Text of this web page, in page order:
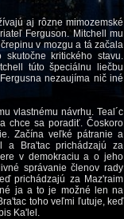
aj rôzne mimozemské
Ferguson. Mitchell mu
v mozgu a tá začala
kritického stavu.
túto špeciálnu liečbu
nezaujíma nič iné
vlastnému návrhu. Teal´c
chce sa poradiť. Čoskoro
Začína veľké pátranie a
a Bra'tac prichádzajú za
v demokraciu a o jeho
správanie členov rady
prichádzajú za Maz'raim
ja a to je možné len na
toho veľmi ľutuje, keď
Ka'lel.